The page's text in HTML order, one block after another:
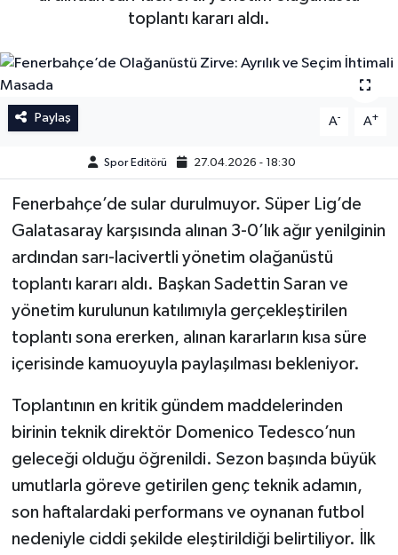
toplantı kararı aldı.
Paylaş A- A+
Spor Editörü 27.04.2026 - 18:30
Fenerbahçe’de sular durulmuyor. Süper Lig’de
Galatasaray karşısında alınan 3-0’lık ağır yenilginin
ardından sarı-lacivertli yönetim olağanüstü
toplantı kararı aldı. Başkan Sadettin Saran ve
yönetim kurulunun katılımıyla gerçekleştirilen
toplantı sona ererken, alınan kararların kısa süre
içerisinde kamuoyuyla paylaşılması bekleniyor.
Toplantının en kritik gündem maddelerinden
birinin teknik direktör Domenico Tedesco’nun
geleceği olduğu öğrenildi. Sezon başında büyük
umutlarla göreve getirilen genç teknik adamın,
son haftalardaki performans ve oynanan futbol
nedeniyle ciddi şekilde eleştirildiği belirtiliyor. İlk
İngiltere Premier Lig
La Liga
Serie A
İngiltere Premier Lig
Almanya Bundesliga
Serie A
Fransa Ligue 1
Eredevise
Portekiz Ligi
Türkiye Basketbol Ligi
Kadınlar Basketbol Ligi
Diğer Basketbol Ligleri